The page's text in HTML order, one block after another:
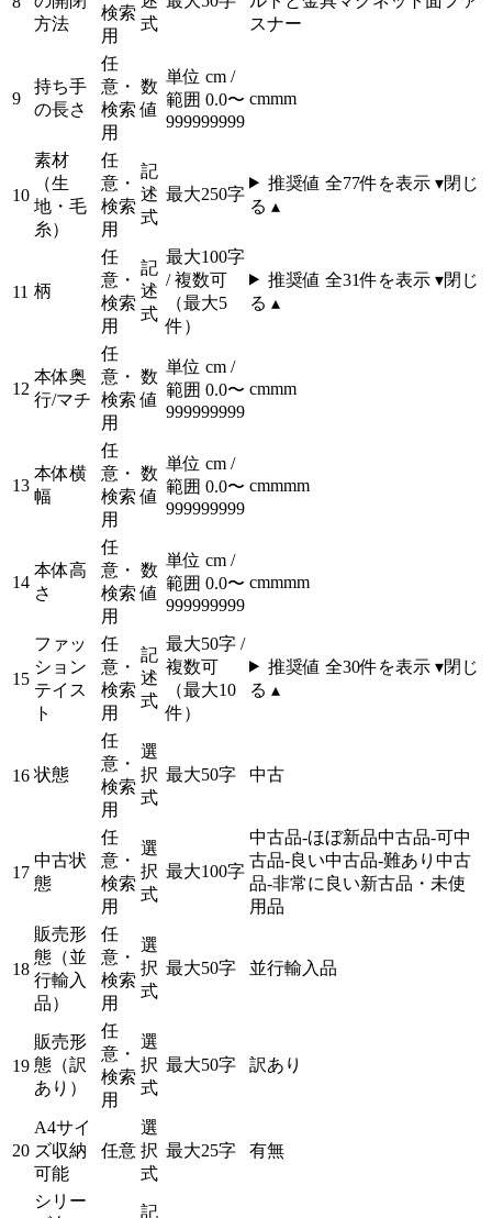
方法
検索
用
式
スナー
9
持ち手
の長さ
任
意・
検索
用
数
値
単位 cm /
範囲 0.0〜
999999999
cmmm
10
素材
（生
地・毛
糸）
任
意・
検索
用
記
述
式
最大250字
推奨値 全77件を表示 ▾閉じ
る ▴
11 柄
任
意・
検索
用
記
述
式
最大100字
/ 複数可
（最大5
件）
推奨値 全31件を表示 ▾閉じ
る ▴
12
本体奥
行/マチ
任
意・
検索
用
数
値
単位 cm /
範囲 0.0〜
999999999
cmmm
13
本体横
幅
任
意・
検索
用
数
値
単位 cm /
範囲 0.0〜
999999999
cmmmm
14
本体高
さ
任
意・
検索
用
数
値
単位 cm /
範囲 0.0〜
999999999
cmmmm
15
ファッ
ション
テイス
ト
任
意・
検索
用
記
述
式
最大50字 /
複数可
（最大10
件）
推奨値 全30件を表示 ▾閉じ
る ▴
16 状態
任
意・
検索
用
選
択
式
最大50字 中古
17
中古状
態
任
意・
検索
用
選
択
式
最大100字
中古品-ほぼ新品中古品-可中
古品-良い中古品-難あり 中古
品-非常に良い新古品・未使
用品
18
販売形
態（並
行輸入
品）
任
意・
検索
用
選
択
式
最大50字 並行輸入品
19
販売形
態（訳
あり）
任
意・
検索
用
選
択
式
最大50字 訳あり
20
A4サイ
ズ収納
可能
任意
選
択
式
最大25字 有無
シリー
記